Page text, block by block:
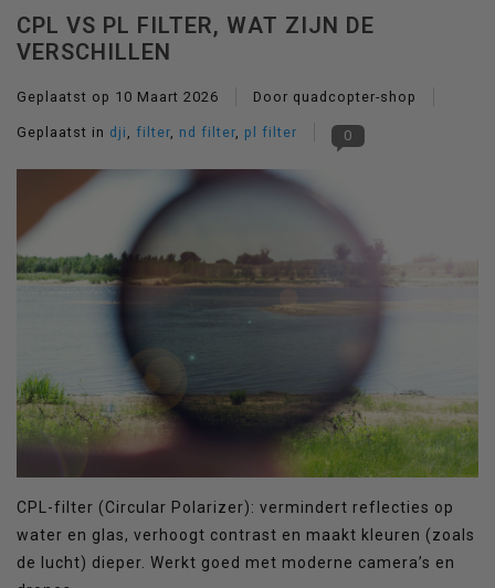
CPL VS PL FILTER, WAT ZIJN DE
VERSCHILLEN
Geplaatst op 10 Maart 2026 Door quadcopter-shop
Geplaatst in dji filter nd filter pl filter 0
CPL-filter (Circular Polarizer): vermindert reflecties op
water en glas, verhoogt contrast en maakt kleuren (zoals
de lucht) dieper. Werkt goed met moderne camera’s en